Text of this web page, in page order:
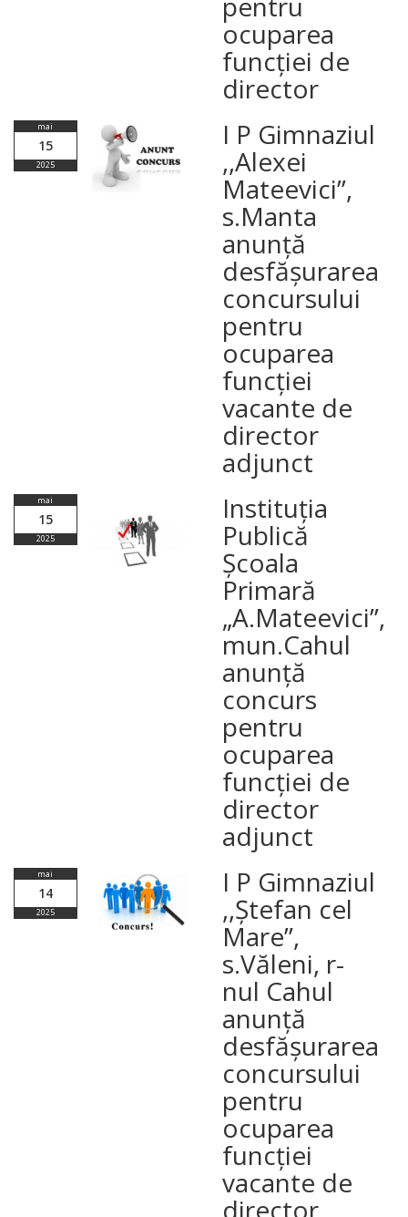
ocuparea
funcției de
director
mai
15
2025
I P Gimnaziul
,,Alexei
Mateevici”,
s.Manta
anunță
desfășurarea
concursului
pentru
ocuparea
funcției
vacante de
director
adjunct
mai
15
2025
Instituția
Publică
Școala
Primară
„A.Mateevici”,
mun.Cahul
anunță
concurs
pentru
ocuparea
funcției de
director
adjunct
mai
14
2025
I P Gimnaziul
,,Ștefan cel
Mare”,
s.Văleni, r-
nul Cahul
anunță
desfășurarea
concursului
pentru
ocuparea
funcției
vacante de
director